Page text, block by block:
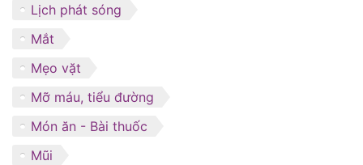
Lịch phát sóng
Mắt
Mẹo vặt
Mỡ máu, tiểu đường
Món ăn - Bài thuốc
Mũi